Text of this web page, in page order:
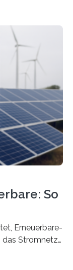
in
ist die
von
in
Das
eine Laufzeit
von rund 2,9
durch das
So
Erneuerbare-
das Stromnetz
hinkt